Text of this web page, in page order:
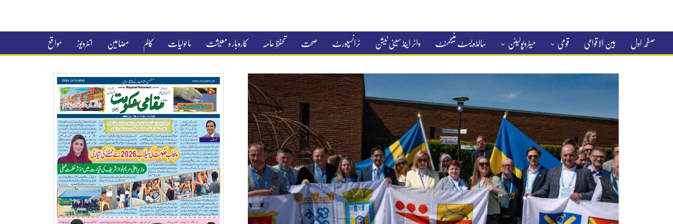
صفحہ اول بین الاقوامی قومی میٹروپولیٹن سالڈویسٹ منیجمنٹ واٹر اینڈ سینی ٹیشن ٹرانسپورٹ صحت تحفظِ عامہ کاروبار و معیشت ماحولیات کالم مضامین انٹرویوز مواقع